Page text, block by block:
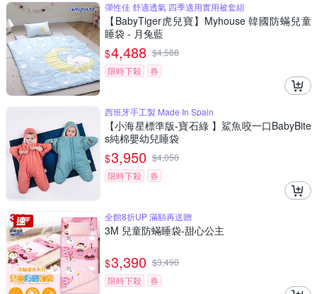
彈性佳 舒適透氣 四季適用實用被套組
【BabyTiger虎兒寶】Myhouse 韓國防蟎兒童
睡袋 - 月兔藍
$4,488 $4,588
限時下殺
券
西班牙手工製 Made In Spain
【小海星標準版-寶石綠 】鯊魚咬一口BabyBite
s純棉嬰幼兒睡袋
$3,950 $4,050
限時下殺
券
全館8折UP 滿額再送贈
3M 兒童防蟎睡袋-甜心公主
$3,390 $3,490
限時下殺
券